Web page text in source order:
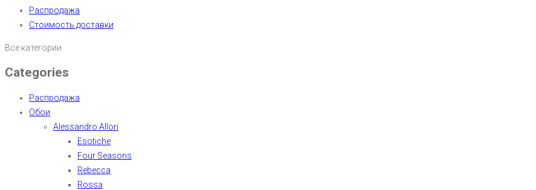
Распродажа
Стоимость доставки
Все категории
Categories
Распродажа
Обои
Alessandro Allori
Esotiche
Four Seasons
Rebecca
Rossa